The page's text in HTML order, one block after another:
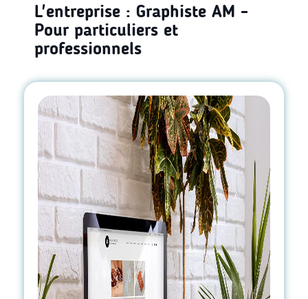
L'entreprise : Graphiste AM -
Pour particuliers et
professionnels